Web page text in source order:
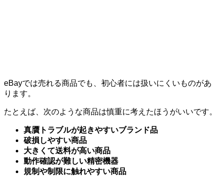
eBayでは売れる商品でも、初心者には扱いにくいものがあ
ります。
たとえば、次のような商品は慎重に考えたほうがいいです。
真贋トラブルが起きやすいブランド品
破損しやすい商品
大きくて送料が高い商品
動作確認が難しい精密機器
規制や制限に触れやすい商品